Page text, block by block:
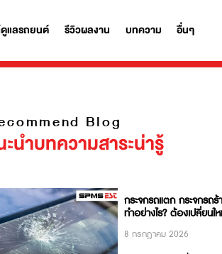
ผลิตภัณฑ์ดูแลรถยนต์ รีวิวผลงาน
จ Recommend Blog
แนะนำบทความสาระ